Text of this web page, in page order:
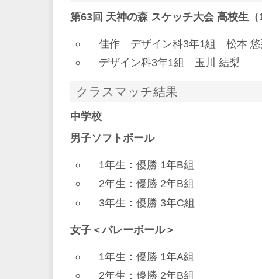
第63回 天神の森 スケッチ大会 高校生
佳作 デザイン科3年1組 松本 悠
デザイン科3年1組 玉川 結梨
クラスマッチ結果
中学校
男子ソフトボール
1年生：優勝 1年B組
2年生：優勝 2年B組
3年生：優勝 3年C組
女子＜バレーボール＞
1年生：優勝 1年A組
2年生：優勝 2年B組